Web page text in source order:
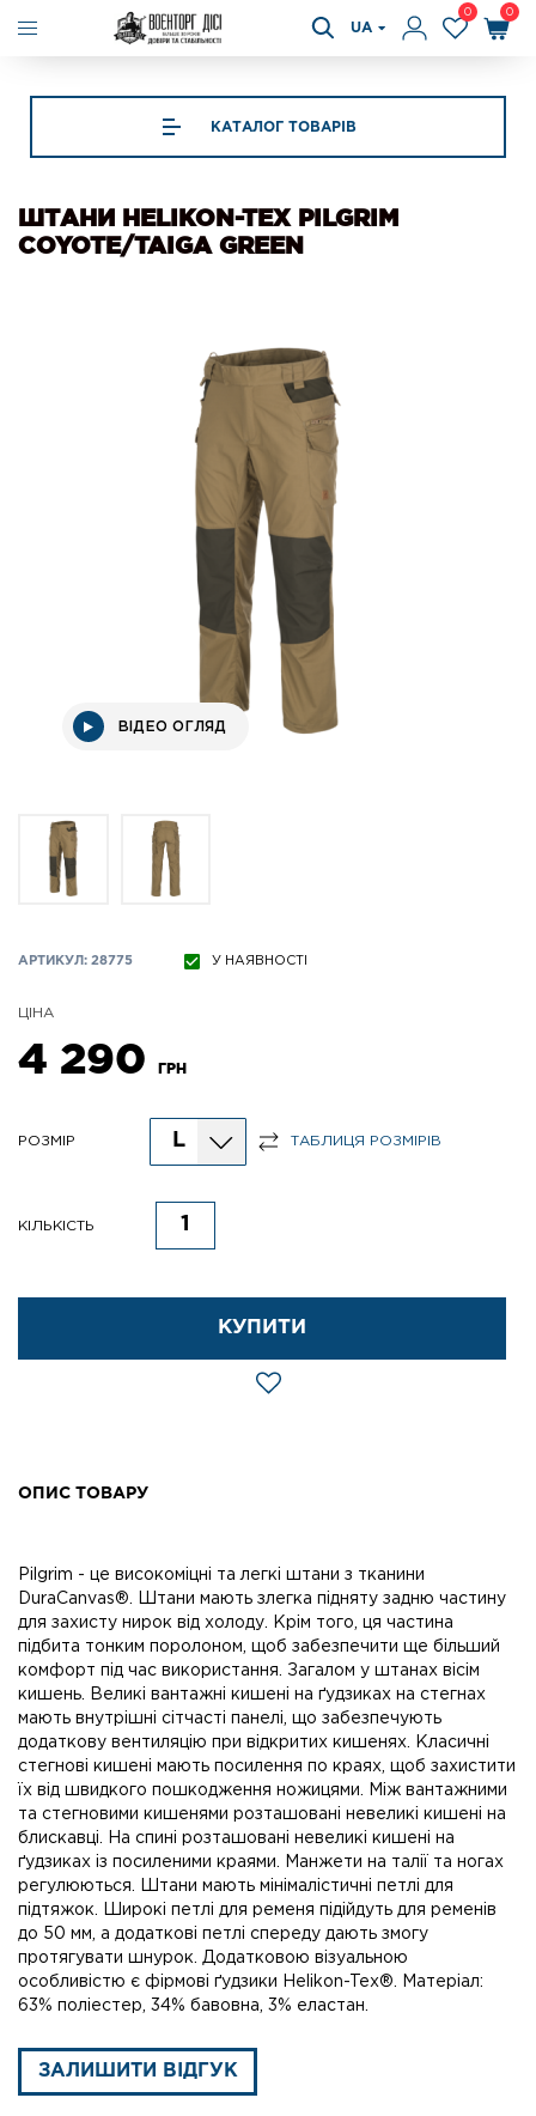
UA
0 0
КАТАЛОГ ТОВАРІВ
ШТАНИ HELIKON-TEX PILGRIM
COYOTE/TAIGA GREEN
ВІДЕО ОГЛЯД
АРТИКУЛ: 28775 У НАЯВНОСТІ
ЦІНА
4 290 ГРН
РОЗМІР L ТАБЛИЦЯ РОЗМІРІВ
КІЛЬКІСТЬ
КУПИТИ
ОПИС ТОВАРУ
Pilgrim - це високоміцні та легкі штани з тканини
DuraCanvas®. Штани мають злегка підняту задню частину
для захисту нирок від холоду. Крім того, ця частина
підбита тонким поролоном, щоб забезпечити ще більший
комфорт під час використання. Загалом у штанах вісім
кишень. Великі вантажні кишені на ґудзиках на стегнах
мають внутрішні сітчасті панелі, що забезпечують
додаткову вентиляцію при відкритих кишенях. Класичні
стегнові кишені мають посилення по краях, щоб захистити
їх від швидкого пошкодження ножицями. Між вантажними
та стегновими кишенями розташовані невеликі кишені на
блискавці. На спині розташовані невеликі кишені на
ґудзиках із посиленими краями. Манжети на талії та ногах
регулюються. Штани мають мінімалістичні петлі для
підтяжок. Широкі петлі для ременя підійдуть для ременів
до 50 мм, а додаткові петлі спереду дають змогу
протягувати шнурок. Додатковою візуальною
особливістю є фірмові ґудзики Helikon-Tex®. Матеріал:
63% поліестер, 34% бавовна, 3% еластан.
ЗАЛИШИТИ ВІДГУК